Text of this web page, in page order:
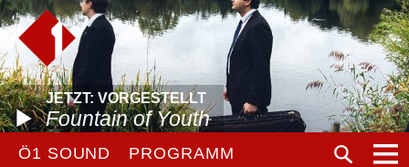
JETZT: VORGESTELLT
Fountain of Youth
Ö1 SOUND PROGRAMM